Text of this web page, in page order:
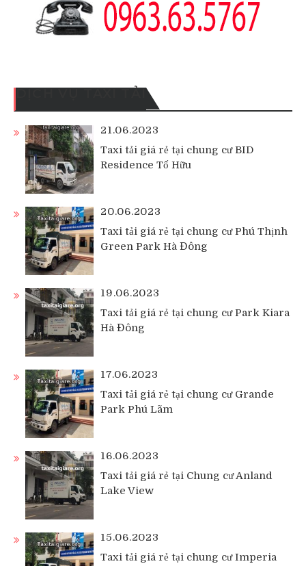
21.06.2023
Taxi tải giá rẻ tại chung cư BID
Residence Tố Hữu
20.06.2023
Taxi tải giá rẻ tại chung cư Phú Thịnh
Green Park Hà Đông
19.06.2023
Taxi tải giá rẻ tại chung cư Park Kiara
Hà Đông
17.06.2023
Taxi tải giá rẻ tại chung cư Grande
Park Phú Lãm
16.06.2023
Taxi tải giá rẻ tại Chung cư Anland
Lake View
15.06.2023
Taxi tải giá rẻ tại chung cư Imperia